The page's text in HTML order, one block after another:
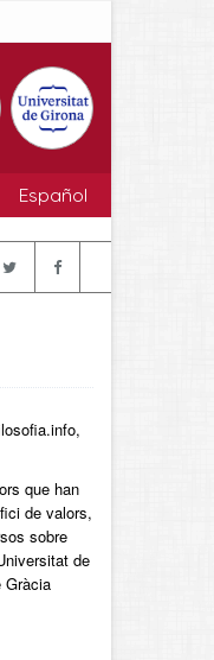
Español
que han
de valors,
sobre
de
Gràcia